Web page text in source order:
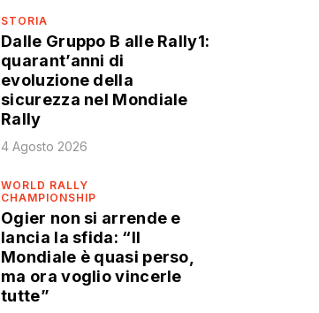
STORIA
Dalle Gruppo B alle Rally1:
quarant’anni di
evoluzione della
sicurezza nel Mondiale
Rally
4 Agosto 2026
WORLD RALLY
CHAMPIONSHIP
Ogier non si arrende e
lancia la sfida: “Il
Mondiale è quasi perso,
ma ora voglio vincerle
tutte”